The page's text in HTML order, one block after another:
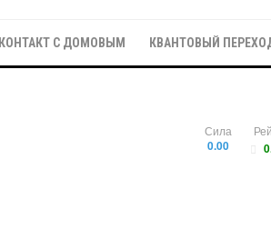
КОНТАКТ С ДОМОВЫМ КВАНТОВЫЙ
Сила
0.00